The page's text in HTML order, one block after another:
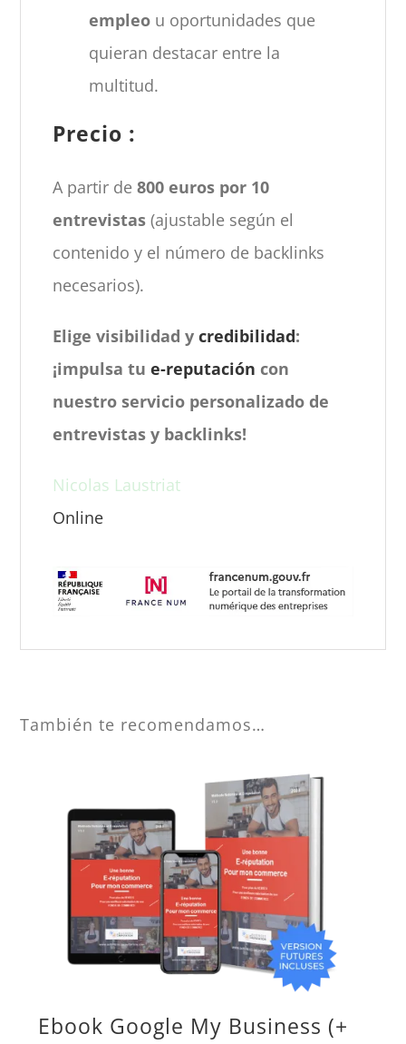
empleou oportunidades que
quieran destacar entre la
multitud.
Precio :
A partir de 800 euros por 10
entrevistas (ajustable según el
contenido y el número de backlinks
necesarios).
Elige visibilidad y credibilidad:
¡impulsa tu e-reputación con
nuestro servicio personalizado de
entrevistas y backlinks!
Nicolas Laustriat
Online
También te recomendamos…
Ebook Google My Business (+